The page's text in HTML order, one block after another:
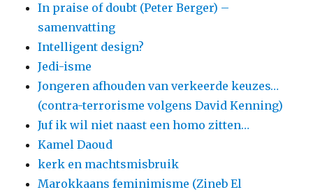
In praise of doubt (Peter Berger) –
samenvatting
Intelligent design?
Jedi-isme
Jongeren afhouden van verkeerde keuzes…
(contra-terrorisme volgens David Kenning)
Juf ik wil niet naast een homo zitten…
Kamel Daoud
kerk en machtsmisbruik
Marokkaans feminimisme (Zineb El